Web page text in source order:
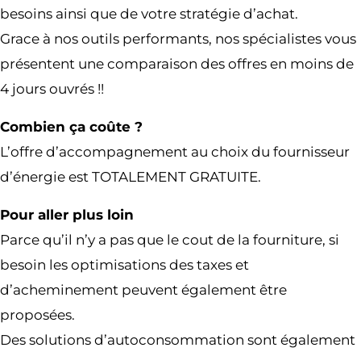
besoins ainsi que de votre stratégie d’achat.
Grace à nos outils performants, nos spécialistes vous
présentent une comparaison des offres en moins de
4 jours ouvrés !!
Combien ça coûte ?
L’offre d’accompagnement au choix du fournisseur
d’énergie est TOTALEMENT GRATUITE.
Pour aller plus loin
Parce qu’il n’y a pas que le cout de la fourniture, si
besoin les optimisations des taxes et
d’acheminement peuvent également être
proposées.
Des solutions d’autoconsommation sont également